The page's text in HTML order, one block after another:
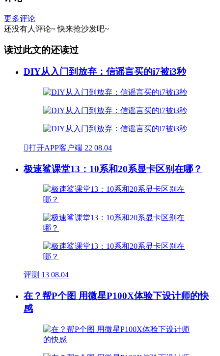
更多评论
还没有人评论~ 快来抢沙发吧~
读过此文的还读过
DIY从入门到放弃：信谣言买的i7被i3秒
打开APP客户端 22 08.04
极速鲨课堂13：10系和20系显卡区别在哪？
评测 13 08.04
在？帮P个图 用微星P100X体验下设计师的快
感